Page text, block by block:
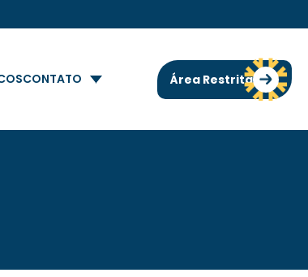
CONTATO Área Restrita